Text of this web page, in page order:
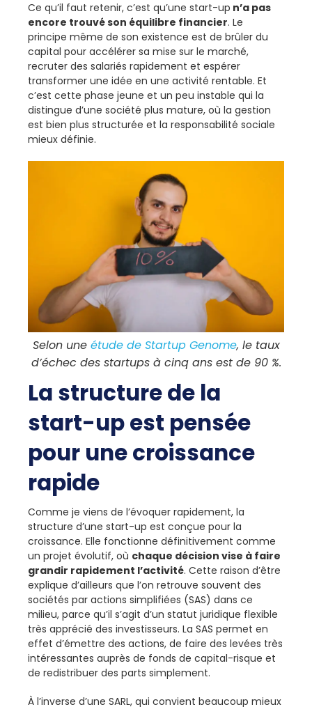
Ce qu’il faut retenir, c’est qu’une start-up n’a pas
encore trouvé son équilibre financier. Le
principe même de son existence est de brûler du
capital pour accélérer sa mise sur le marché,
recruter des salariés rapidement et espérer
transformer une idée en une activité rentable. Et
c’est cette phase jeune et un peu instable qui la
distingue d’une société plus mature, où la gestion
est bien plus structurée et la responsabilité sociale
mieux définie.
Selon une étude de Startup Genome, le taux
d’échec des startups à cinq ans est de 90 %.
La structure de la
start-up est pensée
pour une croissance
rapide
Comme je viens de l’évoquer rapidement, la
structure d’une start-up est conçue pour la
croissance. Elle fonctionne définitivement comme
un projet évolutif, où chaque décision vise à faire
grandir rapidement l’activité. Cette raison d’être
explique d’ailleurs que l’on retrouve souvent des
sociétés par actions simplifiées (SAS) dans ce
milieu, parce qu’il s’agit d’un statut juridique flexible
très apprécié des investisseurs. La SAS permet en
effet d’émettre des actions, de faire des levées très
intéressantes auprès de fonds de capital-risque et
de redistribuer des parts simplement.
À l’inverse d’une SARL, qui convient beaucoup mieux